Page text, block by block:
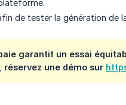
de tester la génération de
garantit un essai
réservez une démo sur